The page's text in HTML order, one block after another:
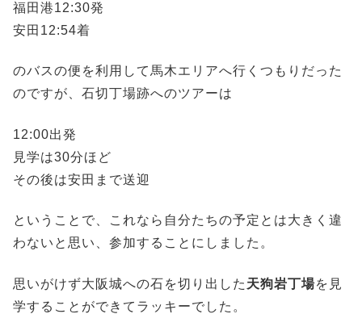
福田港12:30発
安田12:54着
のバスの便を利用して馬木エリアへ行くつもりだった
のですが、石切丁場跡へのツアーは
12:00出発
見学は30分ほど
その後は安田まで送迎
ということで、これなら自分たちの予定とは大きく違
わないと思い、参加することにしました。
思いがけず大阪城への石を切り出した 天狗岩丁場を見
学することができてラッキーでした。